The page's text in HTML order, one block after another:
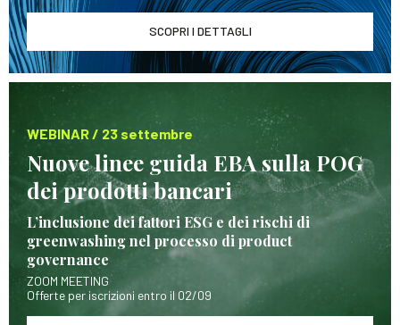
SCOPRI I DETTAGLI
WEBINAR / 23 settembre
Nuove linee guida EBA sulla POG
dei prodotti bancari
L’inclusione dei fattori ESG e dei rischi di
greenwashing nel processo di product
governance
ZOOM MEETING
Offerte per iscrizioni entro il 02/09